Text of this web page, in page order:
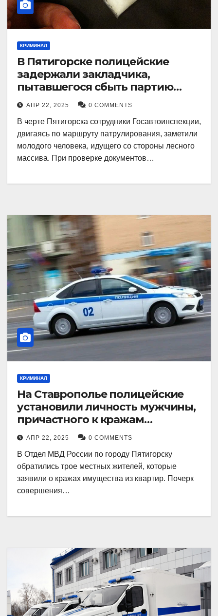
КРИМИНАЛ
В Пятигорске полицейские
задержали закладчика,
пытавшегося сбыть партию
синтетического наркотика
АПР 22, 2025 0 COMMENTS
В черте Пятигорска сотрудники Госавтоинспекции,
двигаясь по маршруту патрулирования, заметили
молодого человека, идущего со стороны лесного
массива. При проверке документов…
КРИМИНАЛ
На Ставрополье полицейские
установили личность мужчины,
причастного к кражам
имущества из квартир в
Пятигорске
АПР 22, 2025 0 COMMENTS
В Отдел МВД России по городу Пятигорску
обратились трое местных жителей, которые
заявили о кражах имущества из квартир. Почерк
совершения…